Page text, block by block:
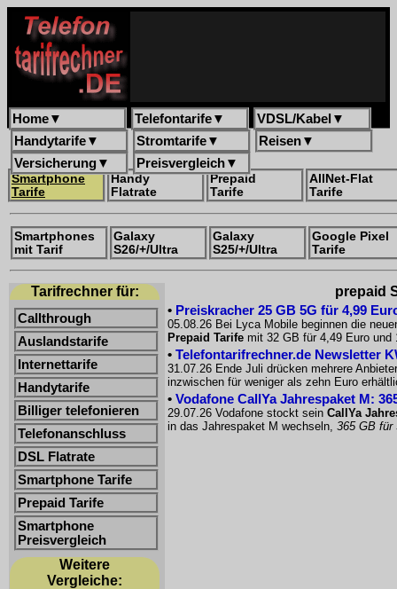
Home▼ Telefontarife▼ VDSL/Kabel ▼
Handytarife▼ Stromtarife▼ Reisen▼
Versicherung▼ Preisvergleich▼
Smartphone
Tarife
Handy
Flatrate
Prepaid
Tarife
AllNet-Flat
Tarife
Smartphones
mit Tarif
Galaxy
S26/+/Ultra
Galaxy
S25/+/Ultra
Google Pixel
Tarife
Tarifrechner für:
Callthrough
Auslandstarife
Internettarife
Handytarife
Billiger telefonieren
Telefonanschluss
DSL Flatrate
Smartphone Tarife
Prepaid Tarife
Smartphone
Preisvergleich
Weitere
Vergleiche:
prepaid
• Preiskracher 25 GB 5G für 4,99
05.08.26 Bei Lyca Mobile beginnen die
Prepaid Tarife mit 32 GB für 4,49 Euro
• Telefontarifrechner.de Newsletter
31.07.26 Ende Juli drücken mehrere
inzwischen für weniger als zehn Euro
• Vodafone CallYa Jahrespaket M:
29.07.26 Vodafone stockt sein CallYa
in das Jahrespaket M wechseln, 365 GB für